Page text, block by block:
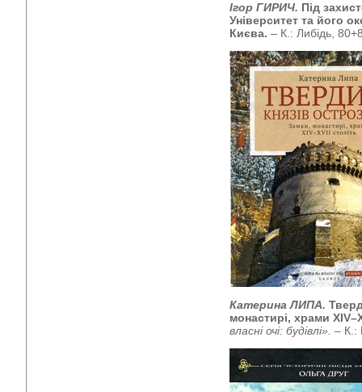
Ігор ГИРИЧ. Під
Університет та його
Києва. – К.: Либідь,
Катерина ЛИПА.
монастирі, храми
власні очі: будівлі». – К.: